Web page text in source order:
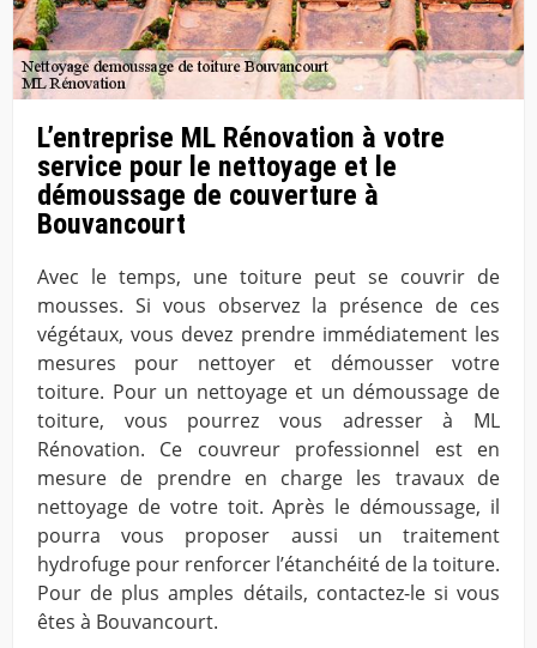
L’entreprise ML Rénovation à votre
service pour le nettoyage et le
démoussage de couverture à
Bouvancourt
Avec le temps, une toiture peut se couvrir de
mousses. Si vous observez la présence de ces
végétaux, vous devez prendre immédiatement les
mesures pour nettoyer et démousser votre
toiture. Pour un nettoyage et un démoussage de
toiture, vous pourrez vous adresser à ML
Rénovation. Ce couvreur professionnel est en
mesure de prendre en charge les travaux de
nettoyage de votre toit. Après le démoussage, il
pourra vous proposer aussi un traitement
hydrofuge pour renforcer l’étanchéité de la toiture.
Pour de plus amples détails, contactez-le si vous
êtes à Bouvancourt.